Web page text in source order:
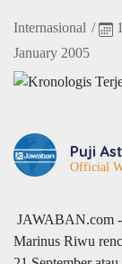
Internasional /
1
January 2005
Puji
Official
JAWABAN.com -
Marinus Riwu